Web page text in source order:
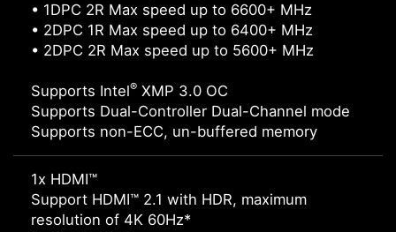
• 1DPC 2R Max speed up to 6600+ MHz
• 2DPC 1R Max speed up to 6400+ MHz
• 2DPC 2R Max speed up to 5600+ MHz
Supports Intel® XMP 3.0 OC
Supports Dual-Controller Dual-Channel mode
Supports non-ECC, un-buffered memory
1x HDMI™
Support HDMI™ 2.1 with HDR, maximum
resolution of 4K 60Hz*